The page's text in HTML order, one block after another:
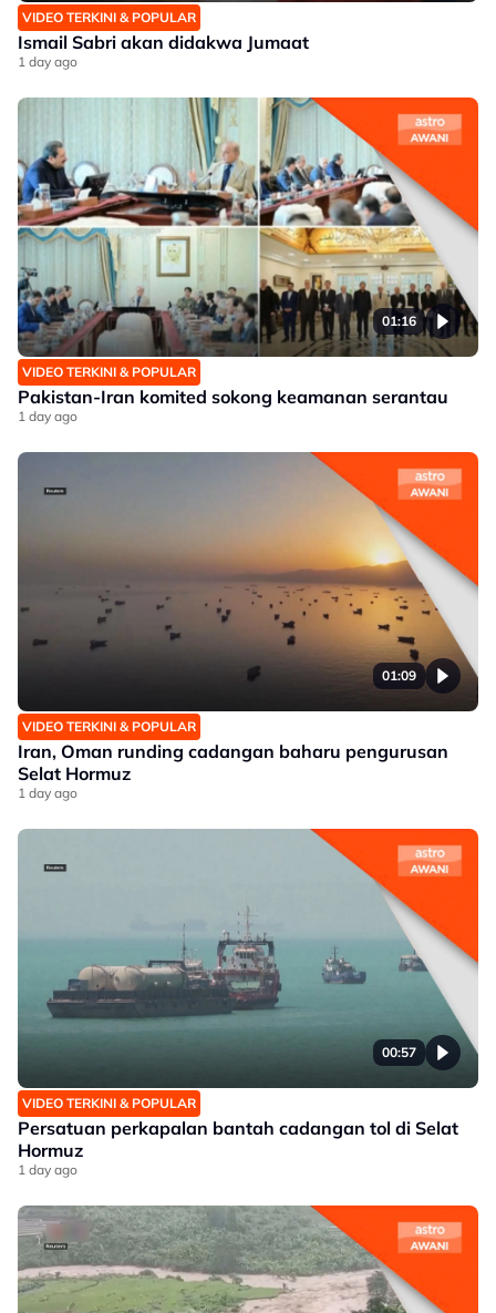
VIDEO TERKINI & POPULAR
Ismail Sabri akan didakwa Jumaat
1 day ago
01:16
VIDEO TERKINI & POPULAR
Pakistan-Iran komited sokong keamanan serantau
1 day ago
01:09
VIDEO TERKINI & POPULAR
Iran, Oman runding cadangan baharu pengurusan
Selat Hormuz
1 day ago
00:57
VIDEO TERKINI & POPULAR
Persatuan perkapalan bantah cadangan tol di Selat
Hormuz
1 day ago